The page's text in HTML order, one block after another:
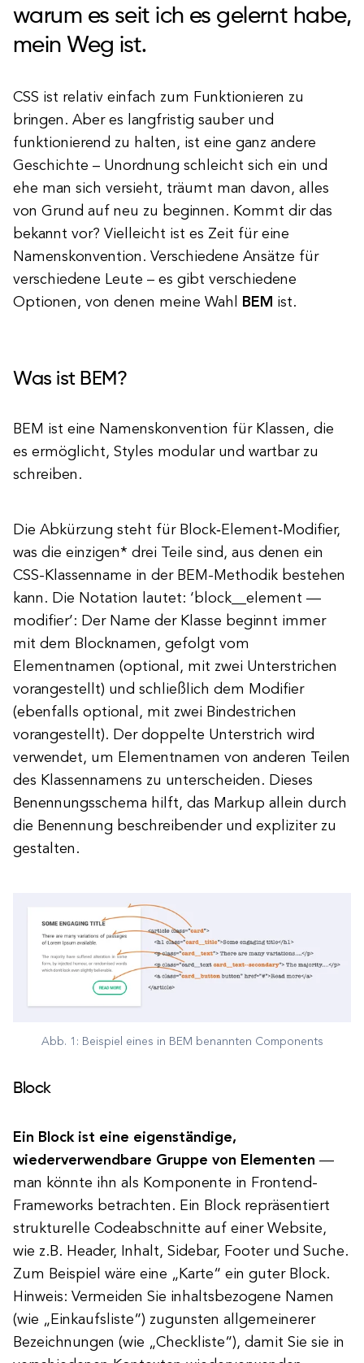
warum es seit ich es gelernt habe,
mein Weg ist.
CSS ist relativ einfach zum Funktionieren zu
bringen. Aber es langfristig sauber und
funktionierend zu halten, ist eine ganz andere
Geschichte – Unordnung schleicht sich ein und
ehe man sich versieht, träumt man davon, alles
von Grund auf neu zu beginnen. Kommt dir das
bekannt vor? Vielleicht ist es Zeit für eine
Namenskonvention. Verschiedene Ansätze für
verschiedene Leute – es gibt verschiedene
Optionen, von denen meine Wahl
BEM ist.
Was ist BEM?
BEM ist eine Namenskonvention für Klassen, die
es ermöglicht, Styles modular und wartbar zu
schreiben.
Die Abkürzung steht für Block‑Element‑Modifier,
was die einzigen* drei Teile sind, aus denen ein
CSS-Klassenname in der BEM-Methodik bestehen
kann. Die Notation lautet: ‘block__element —
modifier’: Der Name der Klasse beginnt immer
mit dem Blocknamen, gefolgt vom
Elementnamen (optional, mit zwei Unterstrichen
vorangestellt) und schließlich dem Modifier
(ebenfalls optional, mit zwei Bindestrichen
vorangestellt). Der doppelte Unterstrich wird
verwendet, um Elementnamen von anderen Teilen
des Klassennamens zu unterscheiden. Dieses
Benennungsschema hilft, das Markup allein durch
die Benennung beschreibender und expliziter zu
gestalten.
Abb. 1: Beispiel eines in BEM benannten Components
Block
Ein Block ist eine eigenständige,
wiederverwendbare Gruppe von Elementen —
man könnte ihn als Komponente in Frontend-
Frameworks betrachten. Ein Block repräsentiert
strukturelle Codeabschnitte auf einer Website,
wie z.B. Header, Inhalt, Sidebar, Footer und Suche.
Zum Beispiel wäre eine „Karte“ ein guter Block.
Hinweis: Vermeiden Sie inhaltsbezogene Namen
(wie „Einkaufsliste“) zugunsten allgemeinerer
Bezeichnungen (wie „Checkliste“), damit Sie sie in